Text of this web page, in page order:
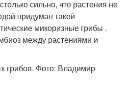
сильно, что растения не
придуман такой
микоризные грибы .
между растениями и
грибов. Фото: Владимир